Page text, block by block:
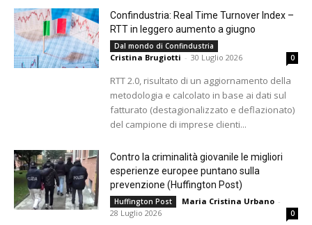
Confindustria: Real Time Turnover Index –
RTT in leggero aumento a giugno
Dal mondo di Confindustria
Cristina Brugiotti - 30 Luglio 2026 0
RTT 2.0, risultato di un aggiornamento della
metodologia e calcolato in base ai dati sul
fatturato (destagionalizzato e deflazionato)
del campione di imprese clienti...
Contro la criminalità giovanile le migliori
esperienze europee puntano sulla
prevenzione (Huffington Post)
Huffington Post Maria Cristina Urbano -
28 Luglio 2026
0